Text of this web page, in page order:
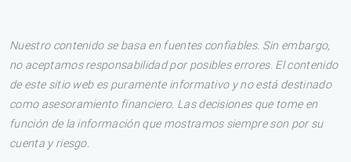
Nuestro contenido se basa en fuentes confiables. Sin embargo,
no aceptamos responsabilidad por posibles errores. El contenido
de este sitio web es puramente informativo y no está destinado
como asesoramiento financiero. Las decisiones que tome en
función de la información que mostramos siempre son por su
cuenta y riesgo.